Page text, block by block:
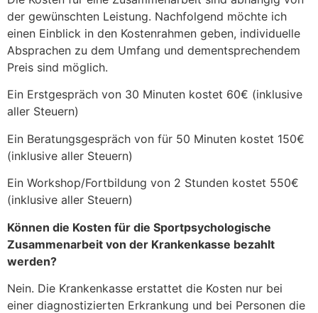
der gewünschten Leistung. Nachfolgend möchte ich
einen Einblick in den Kostenrahmen geben, individuelle
Absprachen zu dem Umfang und dementsprechendem
Preis sind möglich.
Ein Erstgespräch von 30 Minuten kostet 60€ (inklusive
aller Steuern)
Ein Beratungsgespräch von für 50 Minuten kostet 150€
(inklusive aller Steuern)
Ein Workshop/Fortbildung von 2 Stunden kostet 550€
(inklusive aller Steuern)
Können die Kosten für die Sportpsychologische
Zusammenarbeit von der Krankenkasse bezahlt
werden?
Nein. Die Krankenkasse erstattet die Kosten nur bei
einer diagnostizierten Erkrankung und bei Personen die